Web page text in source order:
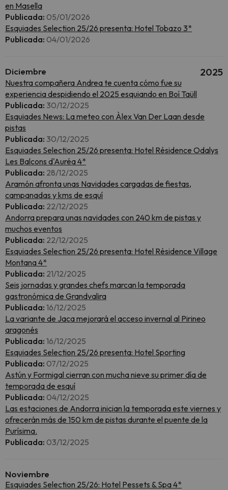
en Masella
Publicada: 05/01/2026
Esquiades Selection 25/26 presenta: Hotel Tobazo 3*
Publicada: 04/01/2026
Diciembre 2025
Nuestra compañera Andrea te cuenta cómo fue su
experiencia despidiendo el 2025 esquiando en Boí Taüll
Publicada: 30/12/2025
Esquiades News: La meteo con Àlex Van Der Laan desde
pistas
Publicada: 30/12/2025
Esquiades Selection 25/26 presenta: Hotel Résidence Odalys
Les Balcons d'Auréa 4*
Publicada: 28/12/2025
Aramón afronta unas Navidades cargadas de fiestas,
campanadas y kms de esquí
Publicada: 22/12/2025
Andorra prepara unas navidades con 240 km de pistas y
muchos eventos
Publicada: 22/12/2025
Esquiades Selection 25/26 presenta: Hotel Résidence Village
Montana 4*
Publicada: 21/12/2025
Seis jornadas y grandes chefs marcan la temporada
gastronómica de Grandvalira
Publicada: 16/12/2025
La variante de Jaca mejorará el acceso invernal al Pirineo
aragonés
Publicada: 16/12/2025
Esquiades Selection 25/26 presenta: Hotel Sporting
Publicada: 07/12/2025
Astún y Formigal cierran con mucha nieve su primer día de
temporada de esquí
Publicada: 04/12/2025
Las estaciones de Andorra inician la temporada este viernes y
ofrecerán más de 150 km de pistas durante el puente de la
Purísima.
Publicada: 03/12/2025
Noviembre
Esquiades Selection 25/26: Hotel Pessets & Spa 4*